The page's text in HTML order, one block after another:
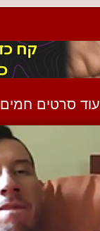
עוד סרטים חמים